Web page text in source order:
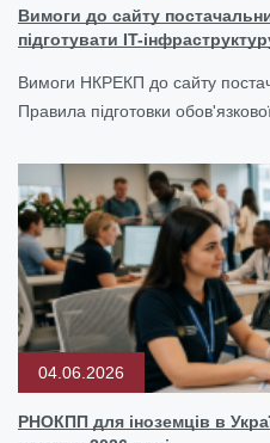
Вимоги до сайту
підготувати IT-
Вимоги НКРЕКП до сайту
Правила підготовки
04.06.2026
РНОКПП для іноземців в